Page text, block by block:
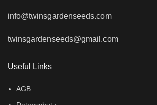
info@twinsgardenseeds.com
twinsgardenseeds@gmail.com
Useful Links
AGB